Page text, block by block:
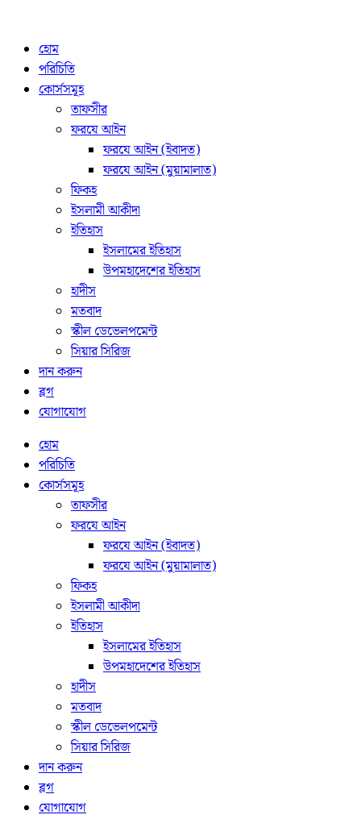
হোম
পরিচিতি
কোর্সসমূহ
তাফসীর
ফরযে আইন
ফরযে আইন (ইবাদত)
ফরযে আইন (মুয়ামালাত)
ফিকহ
ইসলামী আকীদা
ইতিহাস
ইসলামের ইতিহাস
উপমহাদেশের ইতিহাস
হাদীস
মতবাদ
স্কীল ডেভেলপমেন্ট
সিয়ার সিরিজ
দান করুন
ব্লগ
যোগাযোগ
হোম
পরিচিতি
কোর্সসমূহ
তাফসীর
ফরযে আইন
ফরযে আইন (ইবাদত)
ফরযে আইন (মুয়ামালাত)
ফিকহ
ইসলামী আকীদা
ইতিহাস
ইসলামের ইতিহাস
উপমহাদেশের ইতিহাস
হাদীস
মতবাদ
স্কীল ডেভেলপমেন্ট
সিয়ার সিরিজ
দান করুন
ব্লগ
যোগাযোগ